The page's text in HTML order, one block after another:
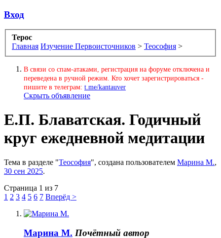
Вход
Терос
Главная Изучение Первоисточников > Теософия >
В связи со спам-атаками, регистрация на форуме отключена и
переведена в ручной режим. Кто хочет зарегистрироваться -
пишите в телеграм: t.me/kantauver
Скрыть объявление
Е.П. Блаватская. Годичный
круг ежедневной медитации
Тема в разделе "Теософия", создана пользователем Марина М.,
30 сен 2025.
Страница 1 из 7
1 2 3 4 5 6 7 Вперёд >
Марина М. Почётный автор